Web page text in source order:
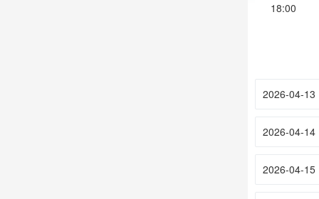
18:00
2026-04-13
2026-04-14
2026-04-15